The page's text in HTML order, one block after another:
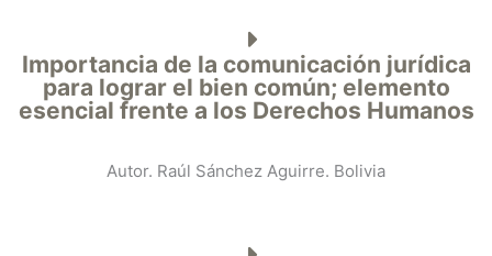
Importancia de la comunicación jurídica
para lograr el bien común; elemento
esencial frente a los Derechos Humanos
Autor. Raúl Sánchez Aguirre. Bolivia